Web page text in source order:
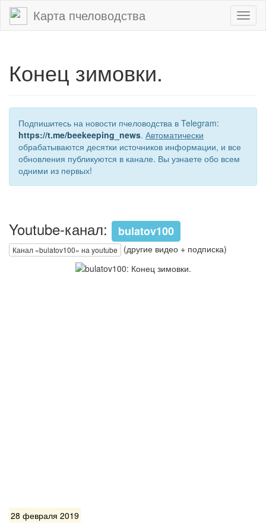
Карта пчеловодства
Конец зимовки.
Подпишитесь на новости пчеловодства в Telegram:
https://t.me/beekeeping_news. Автоматически
обрабатываются десятки источников информации, и все
обновления публикуются в канале. Вы узнаете обо всем
одними из первых!
Youtube-канал: bulatov100
Канал «bulatov100» на youtube (другие видео + подписка)
28 февраля 2019